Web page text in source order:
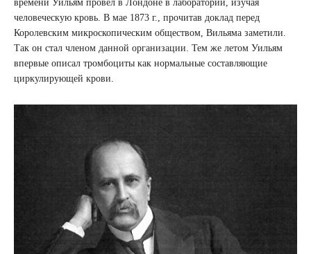
времени Уильям провел в Лондоне в лаборатории, изучая
человеческую кровь. В мае 1873 г., прочитав доклад перед
Королевским микроскопическим обществом, Вильяма заметили.
Так он стал членом данной организации. Тем же летом Уильям
впервые описал тромбоциты как нормальные составляющие
циркулирующей крови.